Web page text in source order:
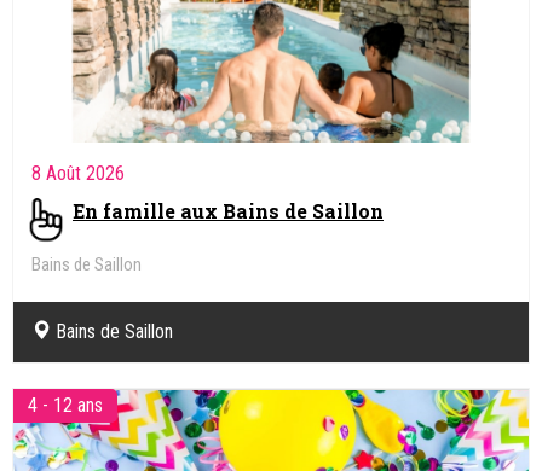
8 Août 2026
En famille aux Bains de Saillon
Bains de Saillon
Bains de Saillon
4 - 12 ans